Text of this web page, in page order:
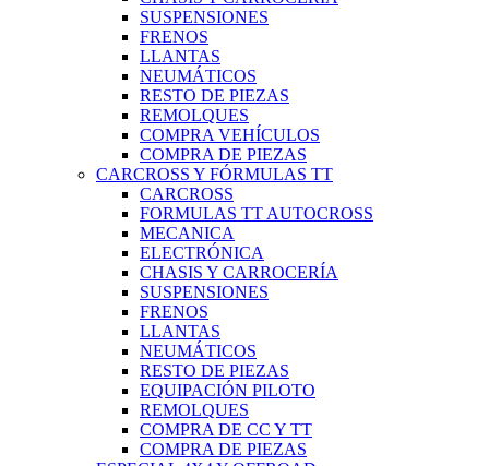
SUSPENSIONES
FRENOS
LLANTAS
NEUMÁTICOS
RESTO DE PIEZAS
REMOLQUES
COMPRA VEHÍCULOS
COMPRA DE PIEZAS
CARCROSS Y FÓRMULAS TT
CARCROSS
FORMULAS TT AUTOCROSS
MECANICA
ELECTRÓNICA
CHASIS Y CARROCERÍA
SUSPENSIONES
FRENOS
LLANTAS
NEUMÁTICOS
RESTO DE PIEZAS
EQUIPACIÓN PILOTO
REMOLQUES
COMPRA DE CC Y TT
COMPRA DE PIEZAS